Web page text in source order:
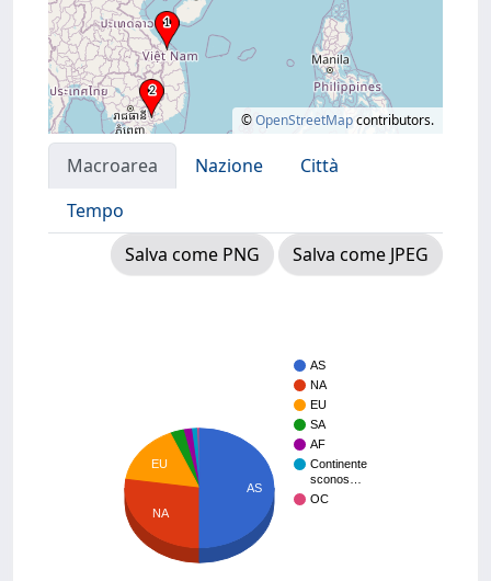
©OpenStreetMapcontributors.
Macroarea Nazione
Città
Tempo
Salva come PNG
Salva come JPEG
AS
NA
EU
SA
AF
Continente
sconos…
OC
EU
NA
AS